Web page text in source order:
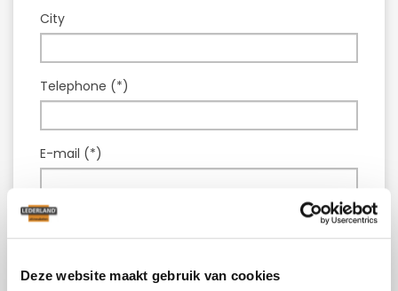
Deze website maakt gebruik van cookies
City
Telephone (*)
E-mail (*)
Model :